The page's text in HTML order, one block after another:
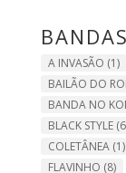
BANDAS
A INVASÃO (1)
BAILÃO DO
BANDA NO
BLACK STYLE
COLETÂNEA(1)
FLAVINHO (8)